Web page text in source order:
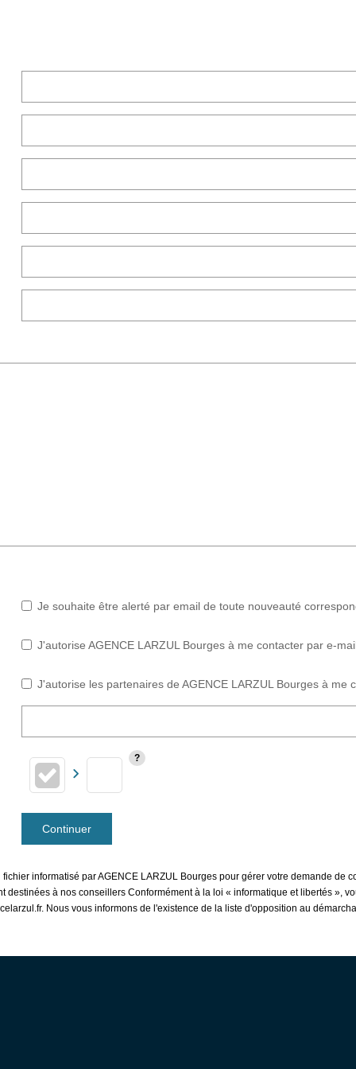
Je souhaite être alerté par email de toute nouveauté
J'autorise AGENCE LARZUL Bourges à me contacter par e-
J'autorise les partenaires de AGENCE LARZUL Bourges à me
Continuer
informatisé par AGENCE LARZUL Bourges pour gérer votre demande de
à nos conseillers Conformément à la loi « informatique et libertés »,
Nous vous informons de l'existence de la liste d'opposition au